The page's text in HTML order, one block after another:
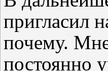
пригласил
почему.
постоянно